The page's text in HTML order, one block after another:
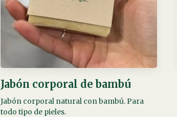
Jabón corporal de bambú
Jabón corporal natural con bambú. Para
todo tipo de pieles.